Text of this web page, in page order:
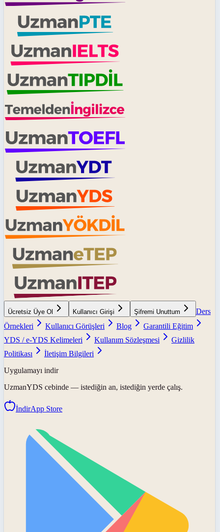
Ücretsiz Üye Ol Kullanıcı Girişi Şifremi Unuttum
Ders
Örnekleri
Kullanıcı Görüşleri Blog
Garantili Eğitim
YDS / e-YDS Kelimeleri
Kullanım Sözleşmesi
Gizlilik
Politikası
İletişim Bilgileri
Uygulamayı indir
UzmanYDS cebinde — istediğin an, istediğin yerde çalış.
İndirApp Store